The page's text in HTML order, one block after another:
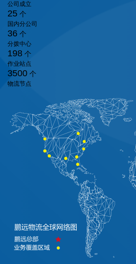
公司成立
25 个
国内分公司
36 个
分拨中心
198 个
作业站点
3500 个
物流节点